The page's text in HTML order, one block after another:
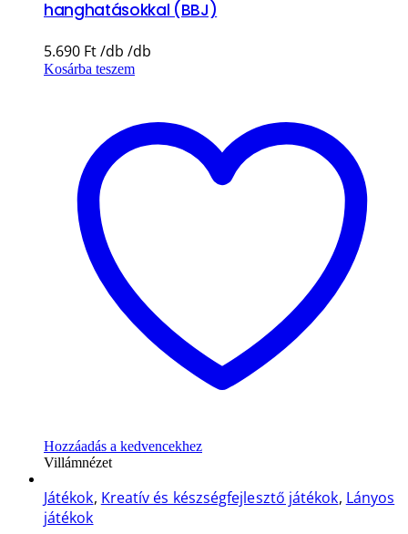
hanghatásokkal (BBJ)
5.690 Ft
Kosárba teszem
Hozzáadás a kedvencekhez
Villámnézet
Játékok, Kreatív és készségfejlesztő játékok, Lányos
játékok